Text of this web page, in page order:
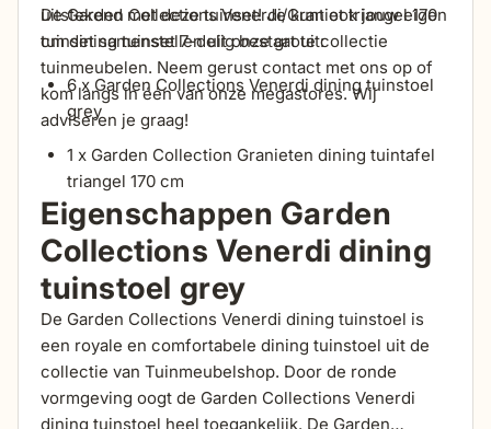
uitstekend met deze tuinset! Je kunt ook jouw eigen
tuinset samenstellen uit onze grote collectie
tuinmeubelen. Neem gerust contact met ons op of
kom langs in één van onze megastores. Wij
adviseren je graag!
De Garden Collections Venerdi/Graniet triangel 170
cm dining tuinset 7-delig bestaat uit:
6 x Garden Collections Venerdi dining tuinstoel
grey
1 x Garden Collection Granieten dining tuintafel
triangel 170 cm
Eigenschappen Garden
Collections Venerdi dining
tuinstoel grey
De Garden Collections Venerdi dining tuinstoel is
een royale en comfortabele dining tuinstoel uit de
collectie van Tuinmeubelshop. Door de ronde
vormgeving oogt de Garden Collections Venerdi
dining tuinstoel heel toegankelijk. De Garden